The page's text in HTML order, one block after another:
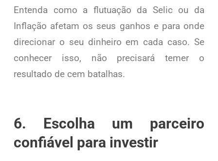
Entenda como a flutuação da Selic ou da
Inflação afetam os seus ganhos e para onde
direcionar o seu dinheiro em cada caso. Se
conhecer isso, não precisará temer o
resultado de cem batalhas.
6. Escolha um parceiro
confiável para investir